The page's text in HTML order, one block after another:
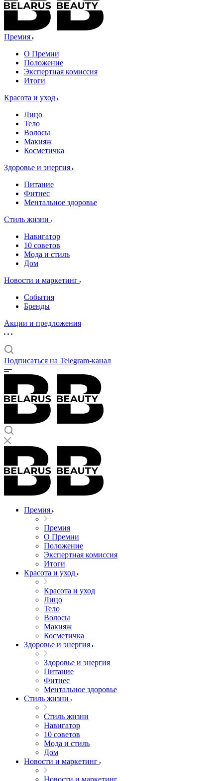
Премия
О Премии
Положение
Экспертная комиссия
Итоги
Красота и уход
Лицо
Тело
Волосы
Макияж
Косметичка
Здоровье и энергия
Питание
Фитнес
Ментальное здоровье
Стиль жизни
Навигатор
10 советов
Мода и стиль
Дом
Новости и маркетинг
События
Бренды
Акции и предложения
Подписаться на Telegram-канал
Премия
Премия
О Премии
Положение
Экспертная комиссия
Итоги
Красота и уход
Красота и уход
Лицо
Тело
Волосы
Макияж
Косметичка
Здоровье и энергия
Здоровье и энергия
Питание
Фитнес
Ментальное здоровье
Стиль жизни
Стиль жизни
Навигатор
10 советов
Мода и стиль
Дом
Новости и маркетинг
Новости и маркетинг